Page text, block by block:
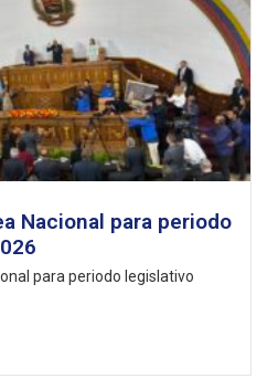
Nacional para periodo
para periodo legislativo